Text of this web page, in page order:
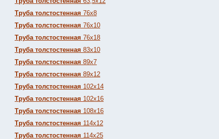
Труба толстостенная 76х8
Труба толстостенная 76х10
Труба толстостенная 76х18
Труба толстостенная 83х10
Труба толстостенная 89х7
Труба толстостенная 89х12
Труба толстостенная 102х14
Труба толстостенная 102х16
Труба толстостенная 108х16
Труба толстостенная 114х12
Труба толстостенная 114х25